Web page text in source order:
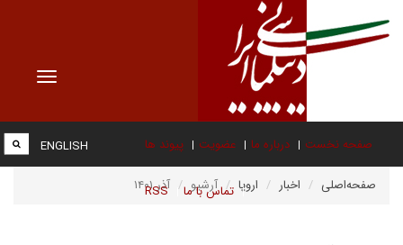
Toggle
صفحه نخست درباره ما عضویت پیوند ها
تماس با ما RSS
ENGLISH
صفحه‌اصلی اخبار اروپا آرشیو آذر ۱۴۰۱